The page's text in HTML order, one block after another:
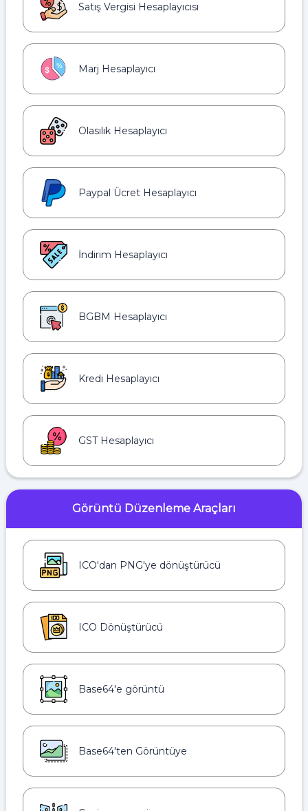
Satış Vergisi Hesaplayıcısı
Marj Hesaplayıcı
Olasılık Hesaplayıcı
Paypal Ücret Hesaplayıcı
İndirim Hesaplayıcı
BGBM Hesaplayıcı
Kredi Hesaplayıcı
GST Hesaplayıcı
Görüntü Düzenleme Araçları
ICO'dan PNG'ye dönüştürücü
ICO Dönüştürücü
Base64'e görüntü
Base64'ten Görüntüye